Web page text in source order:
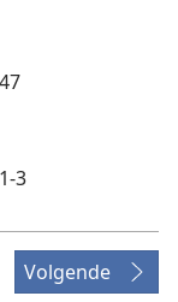
3
Volgende